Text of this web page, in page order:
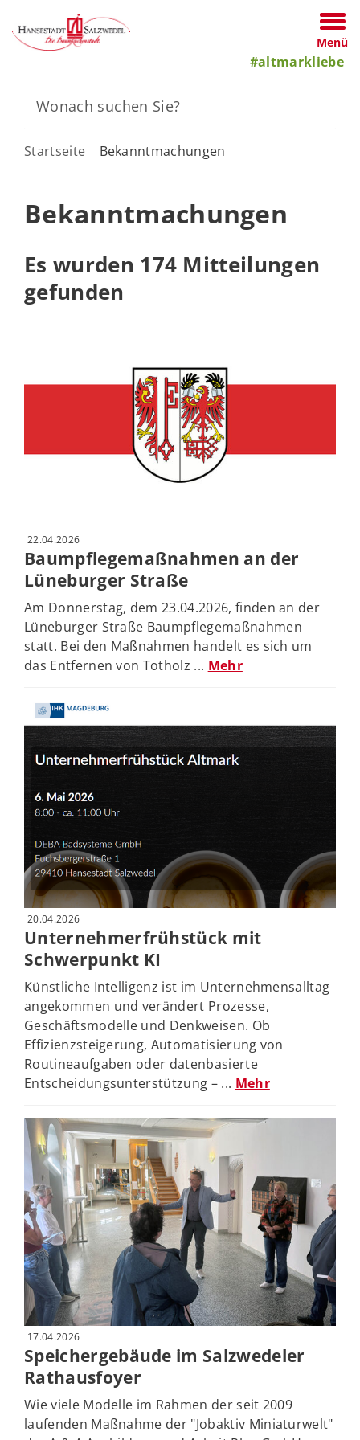
Menü
#altmarkliebe
Startseite Bekanntmachungen
Bekanntmachungen
Es wurden 174 Mitteilungen
gefunden
22.04.2026
Baumpflegemaßnahmen an der
Lüneburger Straße
Am Donnerstag, dem 23.04.2026, finden an der
Lüneburger Straße Baumpflegemaßnahmen
statt. Bei den Maßnahmen handelt es sich um
das Entfernen von Totholz ... Mehr
20.04.2026
Unternehmerfrühstück mit
Schwerpunkt KI
Künstliche Intelligenz ist im Unternehmensalltag
angekommen und verändert Prozesse,
Geschäftsmodelle und Denkweisen. Ob
Effizienzsteigerung, Automatisierung von
Routineaufgaben oder datenbasierte
Entscheidungsunterstützung – ... Mehr
17.04.2026
Speichergebäude im Salzwedeler
Rathausfoyer
Wie viele Modelle im Rahmen der seit 2009
laufenden Maßnahme der "Jobaktiv Miniaturwelt"